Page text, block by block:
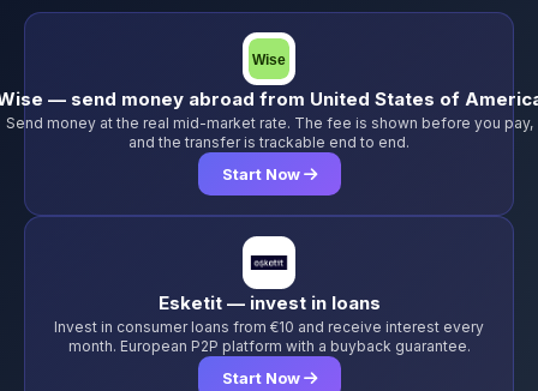
— send money abroad from United States of
Send money at the real mid-market rate. The fee is shown before you pay,
and the transfer is trackable end to end.
Start Now
Esketit — invest in loans
Invest in consumer loans from €10 and receive interest every
month. European P2P platform with a buyback guarantee.
Start Now